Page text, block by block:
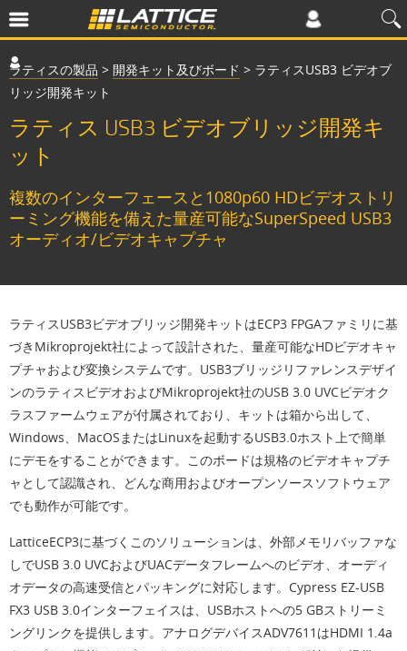
ラティスの製品 > 開発キット及びボード > ラティスUSB3 ビデオブ
リッジ開発キット
ラティス USB3 ビデオブリッジ開発キ
ット
複数のインターフェースと1080p60 HDビデオストリ
ーミング機能を備えた量産可能なSuperSpeed USB3
オーディオ/ビデオキャプチャ
ラティスUSB3ビデオブリッジ開発キットはECP3 FPGAファミリに基
づきMikroprojekt社によって設計された、量産可能なHDビデオキャ
プチャおよび変換システムです。USB3ブリッジリファレンスデザイ
ンのラティスビデオおよびMikroprojekt社のUSB 3.0 UVCビデオク
ラスファームウェアが付属されており、キットは箱から出して、
Windows、MacOSまたはLinuxを起動するUSB3.0ホスト上で簡単
にデモをすることができます。このボードは規格のビデオキャプチ
ャとして認識され、どんな商用およびオープンソースソフトウェア
でも動作が可能です。
LatticeECP3に基づくこのソリューションは、外部メモリバッファな
しでUSB 3.0 UVCおよびUACデータフレームへのビデオ、オーディ
オデータの高速受信とパッキングに対応します。Cypress EZ-USB
FX3 USB 3.0インターフェイスは、USBホストへの5 GBストリーミ
ングリンクを提供します。アナログデバイスADV7611はHDMI 1.4a